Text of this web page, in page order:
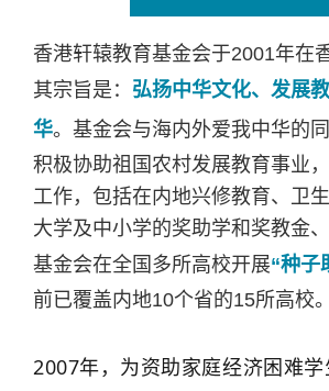
香港轩辕教育基金会于2001年在
其宗旨是： 弘扬中华文化、发展
华。基金会与海内外爱我中华的同
积极协助祖国农村发展教育事业
工作，包括在内地兴修教育、卫生
大学及中小学的奖助学和奖教金、
基金会在全国多所高校开展“种子
前已覆盖内地10个省的15所高校。
2007年，为资助家庭经济困难